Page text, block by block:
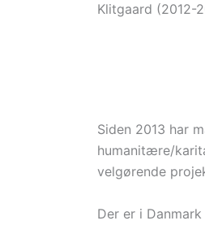
Klitgaard (2012-
Siden 2013 har
humanitære/
velgørende
Der er i